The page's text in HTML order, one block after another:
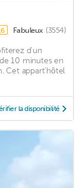
Fabuleux (3554)
d'un
10 minutes en
Cet appart'hôtel
la disponibilité